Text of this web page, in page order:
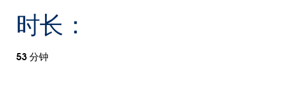
时长：
53 分钟